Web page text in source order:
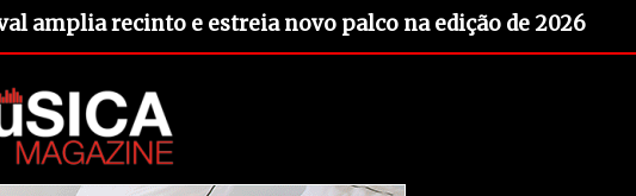
amplia recinto e estreia novo palco na edição de 2026